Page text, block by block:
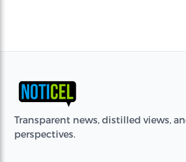
Transparent news, distilled views,
perspectives.